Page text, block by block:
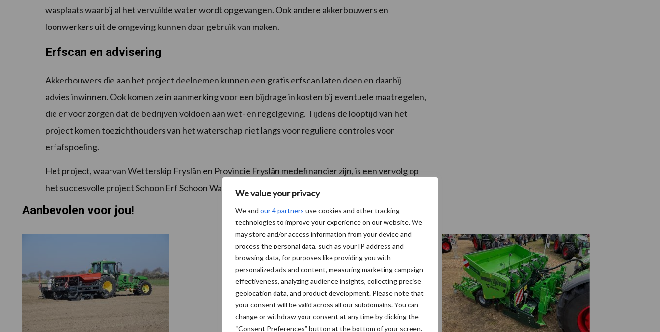
We value your privacy
We and our 4 partners use cookies and other tracking
technologies to improve your experience on our website. We
may store and/or access information from your device and
process the personal data, such as your IP address and
browsing data, for purposes like providing you with
personalized ads and content, measuring marketing campaign
effectiveness, analyzing audience insights, collecting precise
geolocation data, and product development. Please note that
your consent will be valid across all our subdomains. You can
change or withdraw your consent at any time by clicking the
“Consent Preferences” button at the bottom of your screen.
wasplaats waarbij al het vervuilde water wordt opgevangen. Ook andere akkerbouwers en
loonwerkers uit de omgeving kunnen daar gebruik van maken.
Erfscan en advisering
Akkerbouwers die aan het project deelnemen kunnen een gratis erfscan laten doen en daarbij
advies inwinnen. Ook komen ze in aanmerking voor een bijdrage in kosten bij eventuele maatregelen,
die er voor zorgen dat de bedrijven voldoen aan wet- en regelgeving. Tijdens de looptijd van het
project komen toezichthouders van het waterschap niet langs voor reguliere controles voor
erfafspoeling.
Het project, waarvan Wetterskip Fryslân en Provincie Fryslân medefinancier zijn, is een vervolg op
het succesvolle project Schoon Erf Schoon Water voor melkveehouders.
Aanbevolen voor jou!